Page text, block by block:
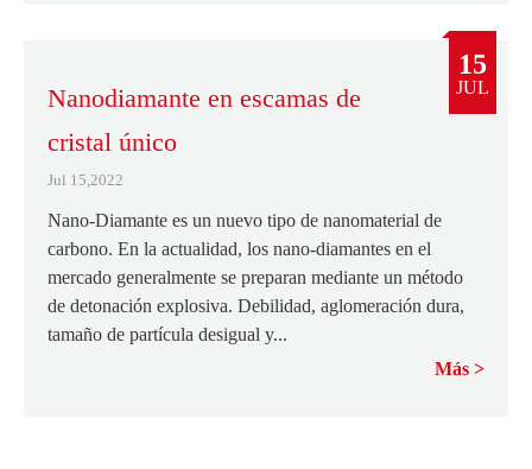
Nanodiamante en escamas de
cristal único
Jul 15,2022
Nano-Diamante es un nuevo tipo de nanomaterial de
carbono. En la actualidad, los nano-diamantes en el
mercado generalmente se preparan mediante un método
de detonación explosiva. Debilidad, aglomeración dura,
tamaño de partícula desigual y...
Más
15
JUL